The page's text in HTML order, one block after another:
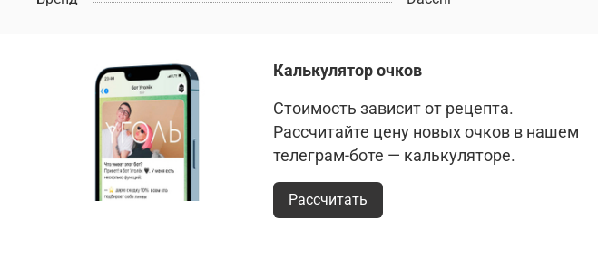
Калькулятор очков
Стоимость зависит от рецепта.
Рассчитайте цену новых очков в нашем
телеграм-боте — калькуляторе.
Рассчитать